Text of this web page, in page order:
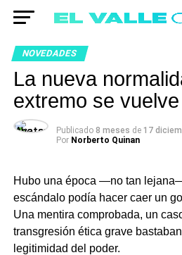
NOVEDADES
La nueva
extremo se
Publicado 8 meses de 17
Por Norberto Quinan
Hubo una época —no tan
escándalo podía hacer caer un
Una mentira comprobada, un
transgresión ética grave
legitimidad del poder.